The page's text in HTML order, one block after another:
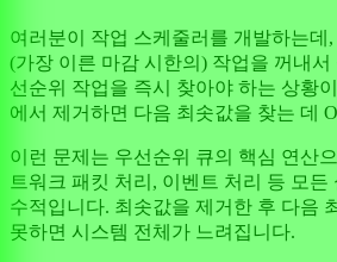
여러분이 작업 스케줄러를 개발하는데
(가장 이른 마감 시한의) 작업을 꺼내
선순위 작업을 즉시 찾아야 하는 상황
에서 제거하면 다음 최솟값을 찾는 데
이런 문제는 우선순위 큐의 핵심 연산
트워크 패킷 처리, 이벤트 처리 등 모든
수적입니다. 최솟값을 제거한 후 다음
못하면 시스템 전체가 느려집니다.